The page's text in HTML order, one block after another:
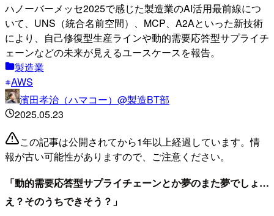
ハノーバーメッセ2025で感じた製造業のAI活用最前線につ
いて、UNS（統合名前空間）、MCP、A2Aといった新技術
により、自己修復型生産ラインや動的需要応答型サプライチ
ェーンなどの未来が見えるユースケースを報告。
製造業
AWS
濱田孝治（ハマコー）@製造BT部
2025.05.23
この記事は公開されてから1年以上経過しています。情
報が古い可能性がありますので、ご注意ください。
「動的需要応答型サプライチェーンとか夢のまた夢でしょ…
え？そのうちできそう？」